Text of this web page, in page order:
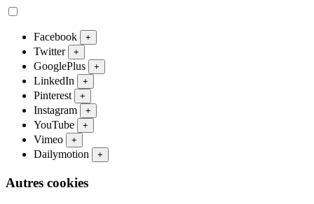
Facebook +
Twitter +
GooglePlus +
LinkedIn +
Pinterest +
Instagram +
YouTube +
Vimeo +
Dailymotion +
Autres cookies